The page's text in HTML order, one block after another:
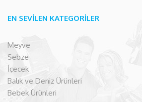
EN SEVİLEN KATEGORİLER
Meyve
Sebze
İçecek
Balık ve Deniz Ürünleri
Bebek Ürünleri